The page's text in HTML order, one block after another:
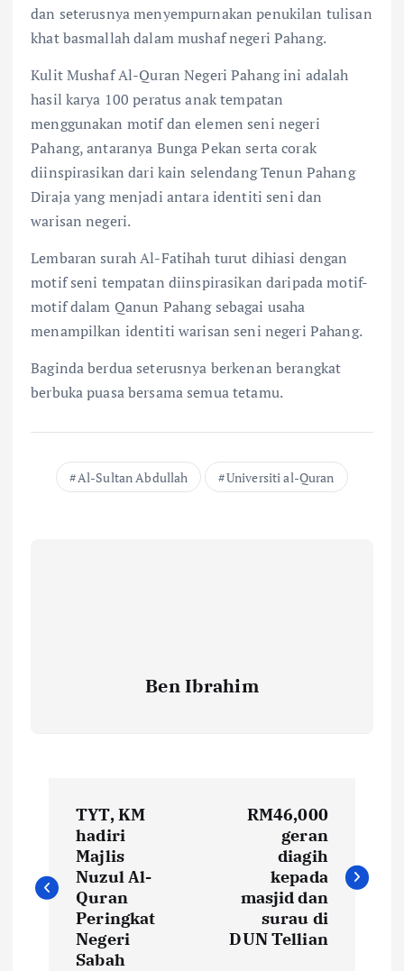
dan seterusnya menyempurnakan penukilan tulisan
khat basmallah dalam mushaf negeri Pahang.
Kulit Mushaf Al-Quran Negeri Pahang ini adalah
hasil karya 100 peratus anak tempatan
menggunakan motif dan elemen seni negeri
Pahang, antaranya Bunga Pekan serta corak
diinspirasikan dari kain selendang Tenun Pahang
Diraja yang menjadi antara identiti seni dan
warisan negeri.
Lembaran surah Al-Fatihah turut dihiasi dengan
motif seni tempatan diinspirasikan daripada motif-
motif dalam Qanun Pahang sebagai usaha
menampilkan identiti warisan seni negeri Pahang.
Baginda berdua seterusnya berkenan berangkat
berbuka puasa bersama semua tetamu.
Al-Sultan Abdullah Universiti al-Quran
Ben Ibrahim
s
TYT, KM
hadiri
Majlis
Nuzul Al-
Quran
Peringkat
Negeri
Sabah
RM46,000
geran
diagih
kepada
masjid dan
surau di
DUN Tellian